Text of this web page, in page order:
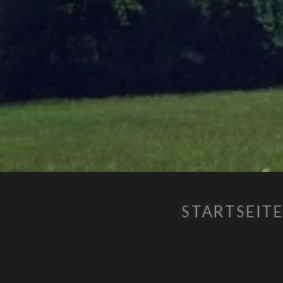
STARTSEITE